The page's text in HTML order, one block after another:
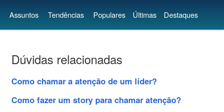
Assuntos Tendências Populares Últimas Destaques
Dúvidas relacionadas
Como chamar a atenção de um líder?
Como fazer um story para chamar atenção?